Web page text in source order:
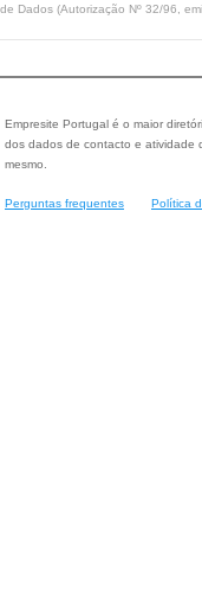
Dados (Autorização Nº 32/96,
Empresite Portugal é o maior
dos dados de contacto e atividade
mesmo.
Perguntas frequentes Política